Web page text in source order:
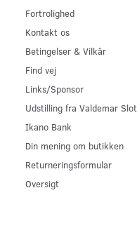
Fortrolighed
Kontakt os
Betingelser & Vilkår
Find vej
Links/Sponsor
Udstilling fra Valdemar Slot
Ikano Bank
Din mening om butikken
Returneringsformular
Oversigt